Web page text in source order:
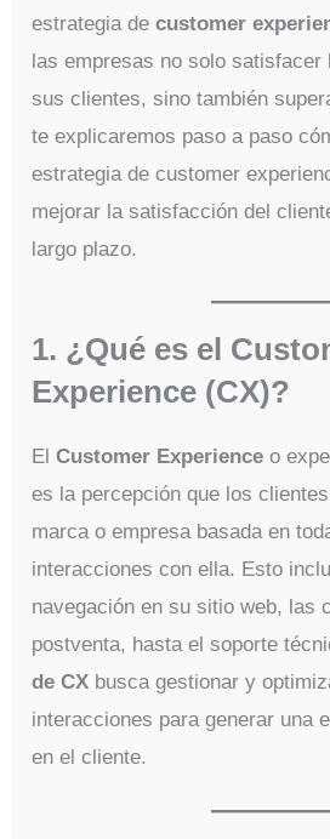
estrategia decustomer
las empresas no solo
sus clientes, sino también
te explicaremos paso a paso
estrategia de customer
mejorar la satisfacción del
largo plazo.
1. ¿Qué es el
Experience (CX)?
ElCustomer Experience o
es la percepción que los
marca o empresa basada en
interacciones con ella. Esto
navegación en su sitio web, las
postventa, hasta el soporte
de CX busca gestionar y
interacciones para generar una
en el cliente.